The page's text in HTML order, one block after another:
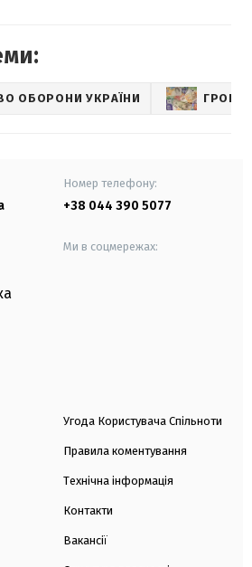
ОБОРОНИ УКРАЇНИ ГРОШІ
Номер телефону:
+38 044 390 5077
Ми в соцмережах:
Угода Користувача Спільноти
Правила коментування
Технічна інформація
Контакти
Вакансії